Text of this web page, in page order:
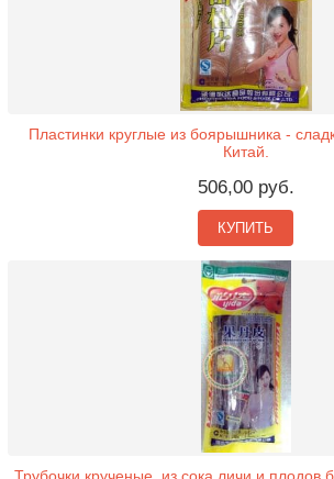
Пластинки круглые из боярышника -
Китай.
506,00 руб.
КУПИТЬ
Трубочки крученые, из сока личи и плодов